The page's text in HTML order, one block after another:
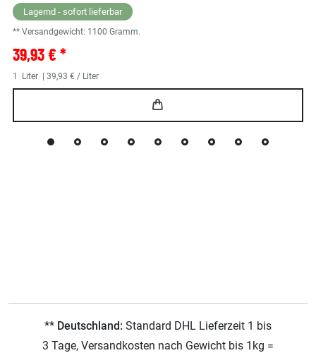
Lagernd - sofort lieferbar
** Versandgewicht: 1100 Gramm.
39,93 € *
1 Liter | 39,93 € / Liter
** Deutschland: Standard DHL Lieferzeit 1 bis
3 Tage, Versandkosten nach Gewicht bis 1kg =